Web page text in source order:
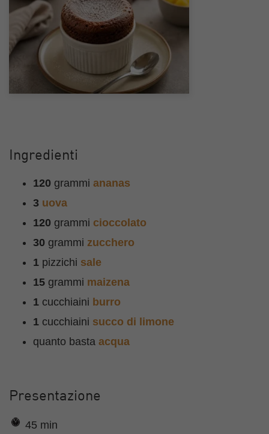
Ingredienti
120 grammi ananas
3 uova
120 grammi cioccolato
30 grammi zucchero
1 pizzichi sale
15 grammi maizena
1 cucchiaini burro
1 cucchiaini succo di limone
quanto basta acqua
Presentazione
45 min